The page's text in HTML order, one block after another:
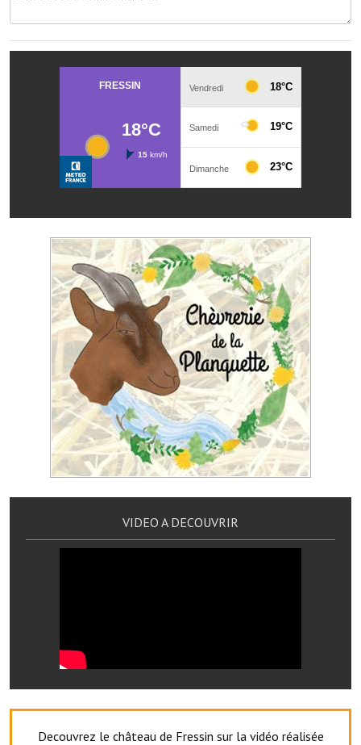
Actions et projets
Procès verbaux des conseils municipaux
Communication
Le bulletin municipal : Fressinfo & Le Fressinois
Le village dans l'intercommunalité
Communauté de communes
Autres groupements
Les réseaux partenaires
L'association des maires
L'office de tourisme
Le conseil départemental
VILLE PRATIQUE
Affaires scolaires, CCAS
Déchets ménagers, tri sélectif, encombrants
Démarches administratives
VIDEO A DECOUVRIR
Decouvrez le château de Fressin sur la vidéo réalisée